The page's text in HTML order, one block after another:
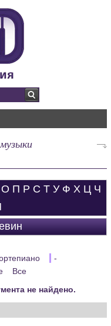
О П Р С Т У Ф Х Ц Ч
-
Все
не найдено.